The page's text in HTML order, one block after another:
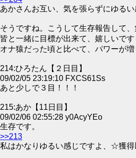
あかさんお互い、気を張らずにゆるい
そうですね。こうして生存報告して
皆と一緒に目標が出来て、嬉しいです
オナ猿だった頃と比べて、パワーが増
214:ひろたん【２日目】
09/02/05 23:19:10 FXCS61Ss
あと少しで３目！！！
215:あか【11日目】
09/02/06 02:55:28 y0AcyYEo
生存です。
>>213
私はかなりゆるい感じですよ、☆獲得